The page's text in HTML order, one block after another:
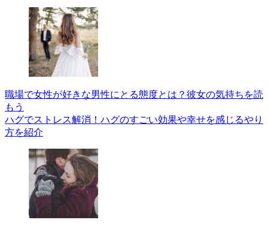
職場で女性が好きな男性にとる態度とは？彼女の気持ちを読
もう
ハグでストレス解消！ハグのすごい効果や幸せを感じるやり
方を紹介